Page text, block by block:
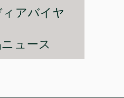
ィアバイヤ
ュース